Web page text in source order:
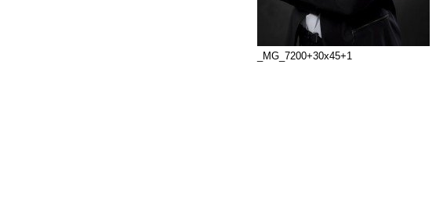
_MG_7200+30x45+1